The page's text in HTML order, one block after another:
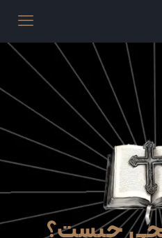
چیست؟